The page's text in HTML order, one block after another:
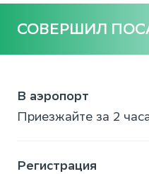
СОВЕРШИЛ
В аэропорт
Приезжайте за 2
Регистрация